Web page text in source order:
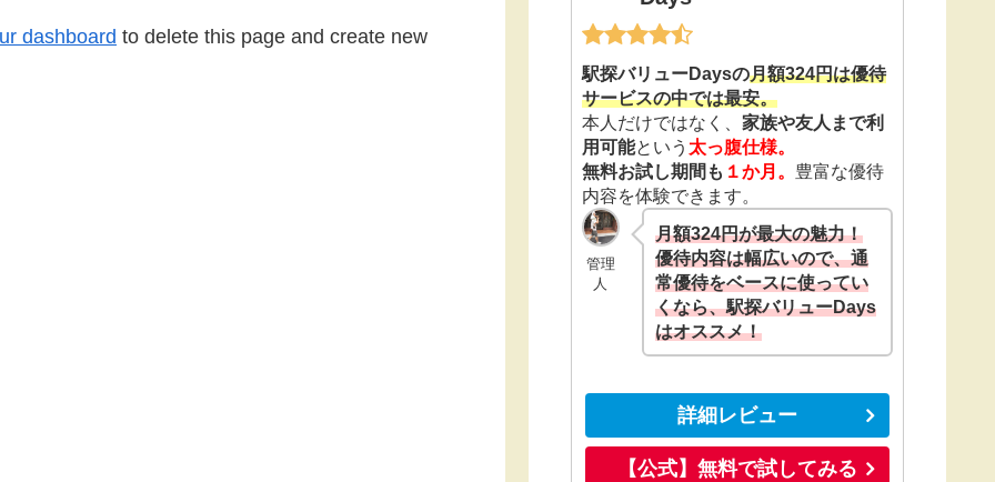
dashboard to delete this page and create new
駅探バリューDaysの月額324円は優待
サービスの中では最安。
本人だけではなく、 家族や友人まで利
用可能という 太っ腹仕様。
無料お試し期間も １か月。 豊富な優待
内容を体験できます。
管理
人
月額324円が最大の魅力！
優待内容は幅広いので、通
常優待をベースに使ってい
くなら、駅探バリューDays
はオススメ！
詳細レビュー
【公式】無料で試してみる